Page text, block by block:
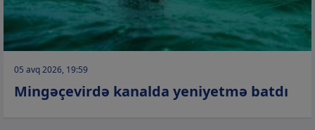
05 avq 2026, 19:59
Mingəçevirdə kanalda yeniyetmə batdı